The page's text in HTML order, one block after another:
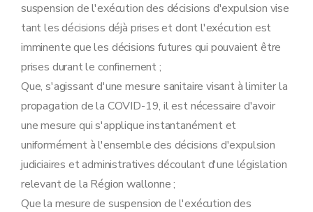
suspension de l'exécution des décisions d'expulsion vise
tant les décisions déjà prises et dont l'exécution est
imminente que les décisions futures qui pouvaient être
prises durant le confinement ;
Que, s'agissant d'une mesure sanitaire visant à limiter la
propagation de la COVID-19, il est nécessaire d'avoir
une mesure qui s'applique instantanément et
uniformément à l'ensemble des décisions d'expulsion
judiciaires et administratives découlant d'une législation
relevant de la Région wallonne ;
Que la mesure de suspension de l'exécution des